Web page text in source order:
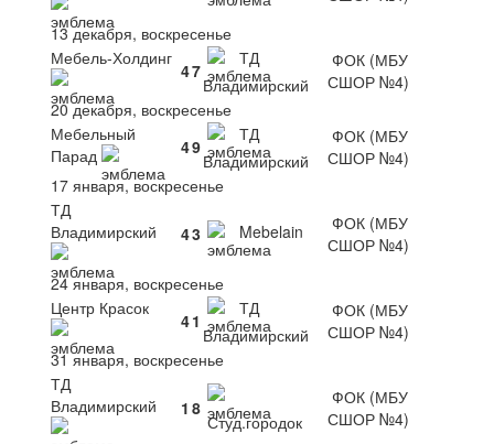
13 декабря, воскресенье
Мебель-Холдинг
47
ТД
Владимирский
ФОК (МБУ
СШОР №4)
20 декабря, воскресенье
Мебельный
Парад
49
ТД
Владимирский
ФОК (МБУ
СШОР №4)
17 января, воскресенье
ТД
Владимирский
43 Mebelain
ФОК (МБУ
СШОР №4)
24 января, воскресенье
Центр Красок
41
ТД
Владимирский
ФОК (МБУ
СШОР №4)
31 января, воскресенье
ТД
Владимирский
1 8
Студ.городок
ФОК (МБУ
СШОР №4)